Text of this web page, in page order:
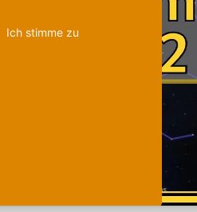
Ich stimme zu